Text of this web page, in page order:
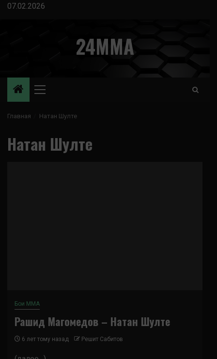
Перейти
07.02.2026
24MMA
Основное
Главная Натан Шулте
Натан Шулте
Бои ММА
Рашид Магомедов – Натан Шулте
6 лет тому назад Решит Сабитов